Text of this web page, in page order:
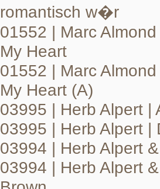
romantisch w�r
01552 | Marc
My Heart
01552 | Marc
My Heart (A)
03995 | Herb Alpert |
03995 | Herb Alpert |
03994 | Herb Alpert
03994 | Herb Alpert